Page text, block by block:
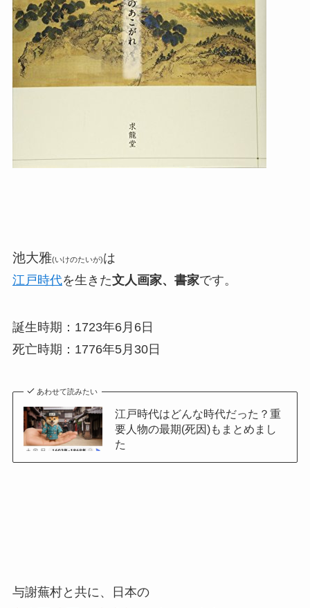
池大雅(いけのたいが)は
江戸時代を生きた文人画家、書家です。
誕生時期：1723年6月6日
死亡時期：1776年5月30日
あわせて読みたい
江戸時代はどんな時代だった？重
要人物の最期(死因)もまとめまし
た
与謝蕪村と共に、日本の